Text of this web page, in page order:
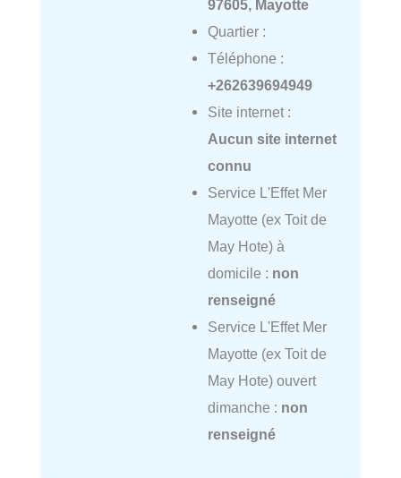
97605, Mayotte
Quartier :
Téléphone :
+262639694949
Site internet :
Aucun site internet
connu
Service L'Effet Mer
Mayotte (ex Toit de
May Hote) à
domicile : non
renseigné
Service L'Effet Mer
Mayotte (ex Toit de
May Hote) ouvert
dimanche : non
renseigné